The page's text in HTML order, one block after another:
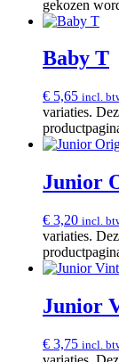
gekozen
Baby T
€ 5,65 incl.
variaties.
Junior
€ 3,20 incl.
variaties.
Junior
€ 3,75 incl.